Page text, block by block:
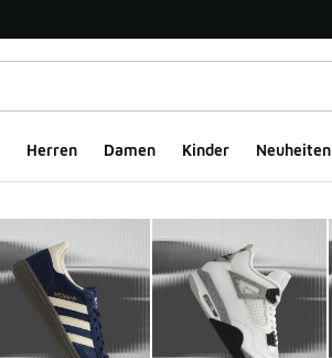
Herren Damen Kinder Neuheiten